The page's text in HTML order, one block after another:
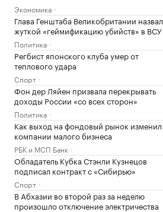
Экономика
Глава Генштаба Великобритании назвал
жуткой «геймификацию убийств» в ВСУ
Политика
Регбист японского клуба умер от
теплового удара
Спорт
Фон дер Ляйен призвала перекрывать
доходы России «со всех сторон»
Политика
Как выход на фондовый рынок изменил
компании малого бизнеса
РБК и МСП Банк
Обладатель Кубка Стэнли Кузнецов
подписал контракт с «Сибирью»
Спорт
В Абхазии во второй раз за неделю
произошло отключение электричества